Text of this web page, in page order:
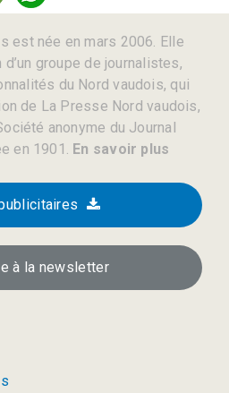
est née en mars 2006. Elle
groupe de journalistes,
du Nord vaudois, qui
de La Presse Nord vaudois,
anonyme du Journal
en 1901. En savoir plus
à la newsletter